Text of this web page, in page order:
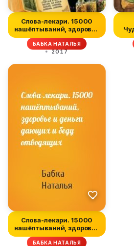
Слова-лекари. 15000
нашёптываний, здоровье
и деньг...
БАБКА НАТАЛЬЯ
2017
Слова-лекари. 15000
нашёптываний, здоровье
и деньг...
БАБКА НАТАЛЬЯ